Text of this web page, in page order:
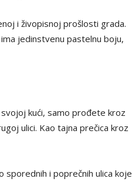
i živopisnoj prošlosti grada.
jedinstvenu pastelnu boju,
kući, samo prođete kroz
ulici. Kao tajna prečica kroz
sporednih i poprečnih ulica koje